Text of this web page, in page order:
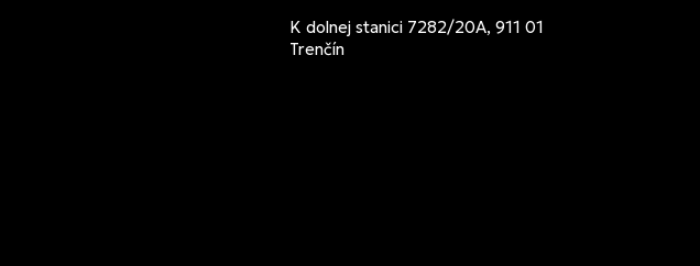
K dolnej stanici 7282/20A, 911 01
Trenčín